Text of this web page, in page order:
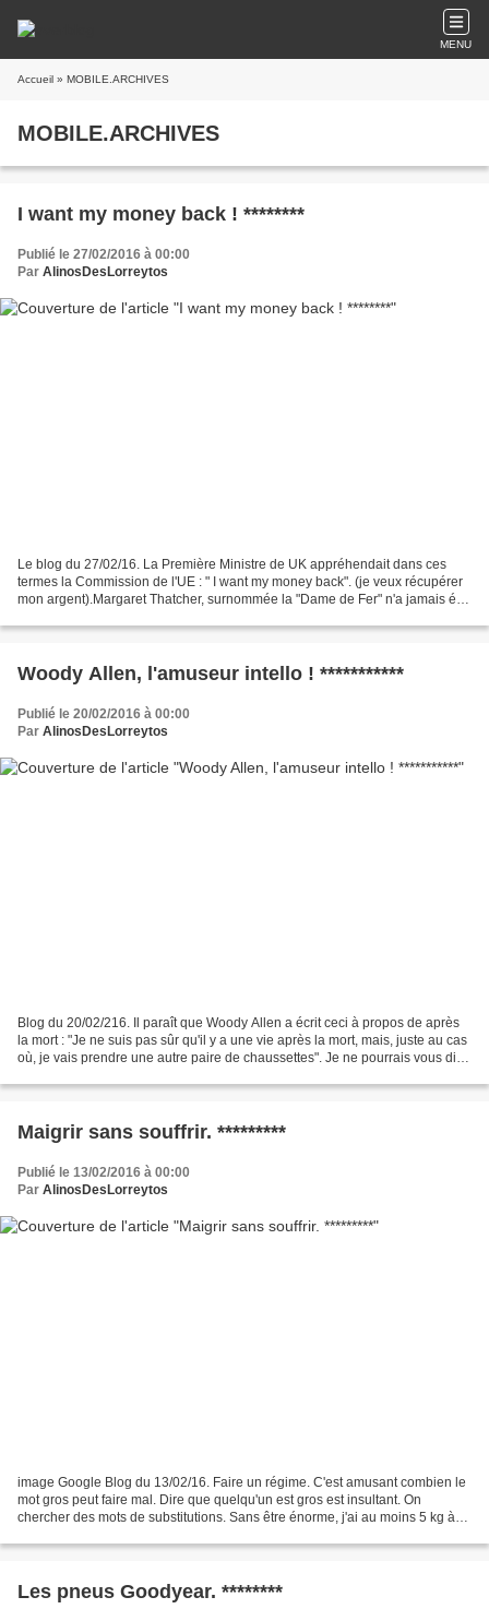
MENU
Accueil » MOBILE.ARCHIVES
MOBILE.ARCHIVES
I want my money back ! ********
Publié le 27/02/2016 à 00:00
Par AlinosDesLorreytos
Le blog du 27/02/16. La Première Ministre de UK appréhendait dans ces
termes la Commission de l'UE : " I want my money back". (je veux récupérer
mon argent).Margaret Thatcher, surnommée la "Dame de Fer" n'a jamais été
Woody Allen, l'amuseur intello ! ***********
Publié le 20/02/2016 à 00:00
Par AlinosDesLorreytos
Blog du 20/02/216. Il paraît que Woody Allen a écrit ceci à propos de après
la mort : "Je ne suis pas sûr qu'il y a une vie après la mort, mais, juste au cas
où, je vais prendre une autre paire de chaussettes". Je ne pourrais vous dire
Maigrir sans souffrir. *********
Publié le 13/02/2016 à 00:00
Par AlinosDesLorreytos
image Google Blog du 13/02/16. Faire un régime. C'est amusant combien le
mot gros peut faire mal. Dire que quelqu'un est gros est insultant. On
chercher des mots de substitutions. Sans être énorme, j'ai au moins 5 kg à
Les pneus Goodyear. ********